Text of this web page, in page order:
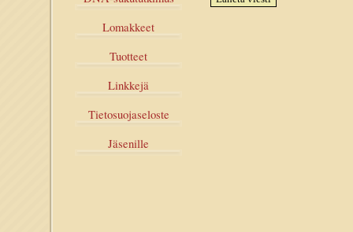
Lomakkeet
Tuotteet
Linkkejä
Tietosuojaseloste
Jäsenille